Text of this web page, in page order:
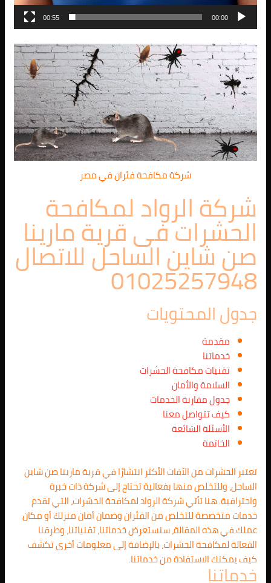
00:00
00:55
شركة مكافحة فئران في مصر
شركة الرواد لمكافحة
الحشرات فى قرية مارينا
صن شاين الساحل للاتصال
01025257948
جدول المحتويات
مقدمة
خدماتنا
تقنيات مكافحة الحشرات
السلامة والأمان
جدول مقارنة الخدمات
كيف تتواصل معنا
الأسئلة الشائعة
الخاتمة
تعتبر الحشرات من الآفات الأكثر انتشارًا في قرية مارينا صن شاين
الساحل، وللتخلص منها بفعالية تحتاج إلى شركة ذات خبرة
واحترافية. هنا تأتي شركة الرواد لمكافحة الحشرات، التي تقدم
خدمات متخصصة للتخلص من الفئران وضمان أمان منزلك أو مكان
عملك.في هذه المقالة، سنستعرض خدماتنا، تقنياتنا، وطرقنا
الفعالة لمكافحة الحشرات، بالإضافة إلى معلومات أخرى تكشف
كيف يمكنك الاستفادة من خدماتنا.
خدماتنا